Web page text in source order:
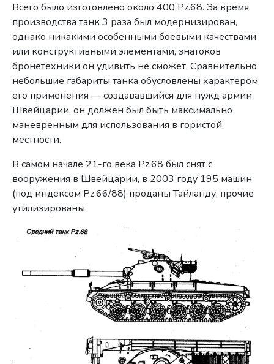
Всего было изготовлено около 400 Pz.68. За время
производства танк 3 раза был модернизирован,
однако никакими особенными боевыми качествами
или конструктивными элементами, знатоков
бронетехники он удивить не сможет. Сравнительно
небольшие габариты танка обусловлены характером
его применения — создававшийся для нужд армии
Швейцарии, он должен был быть максимально
маневренным для использования в гористой
местности.
В самом начале 21-го века Pz.68 был снят с
вооружения в Швейцарии, в 2003 году 195 машин
(под индексом Pz.66/88) проданы Тайланду, прочие
утилизированы.